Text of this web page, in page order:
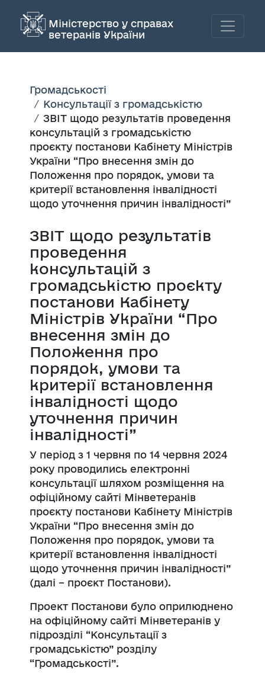
Міністерство у справах
ветеранів України
Громадськості
Консультації з громадськістю
ЗВІТ щодо результатів проведення
консультацій з громадськістю
проєкту постанови Кабінету Міністрів
України “Про внесення змін до
Положення про порядок, умови та
критерії встановлення інвалідності
щодо уточнення причин інвалідності”
ЗВІТ щодо результатів
проведення
консультацій з
громадськістю проєкту
постанови Кабінету
Міністрів України “Про
внесення змін до
Положення про
порядок, умови та
критерії встановлення
інвалідності щодо
уточнення причин
інвалідності”
У період з 1 червня по 14 червня 2024
року проводились електронні
консультації шляхом розміщення на
офіційному сайті Мінветеранів
проєкту постанови Кабінету Міністрів
України “Про внесення змін до
Положення про порядок, умови та
критерії встановлення інвалідності
щодо уточнення причин інвалідності”
(далі – проєкт Постанови).
Проект Постанови було оприлюднено
на офіційному сайті Мінветеранів у
підрозділі “Консультації з
громадськістю” розділу
“Громадськості”.